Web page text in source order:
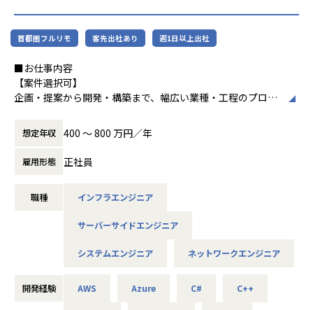
担当工程：基本設計・詳細設計・製造・テスト・リリース
担当者：30代前半・女性・入社2年目
-- 大手コンサル会社 社内システム運用 --
使用スキル：VBA・Windows
-- 大手メーカーの国内拠点をつなぐ社内ネットワークの運
主な業務：拠点増設に伴う設定変更、障害一次切り分け
担当工程：運用・保守（希望により構築へステップアップ）
-- 官公庁システムを支えるネットワークの設計・構築支援 --
使用機器：Cisco、Palo Alto、A10 等
中長期的には「中小企業のAI開発で第一に想
起される共創カンパニー」を目指し、技術力
です。
＜各種認定・認証＞
2026年1月1日）
5290）
門）認定
2025/10/01～2027/09/30）
首都圏フルリモ 客先出社あり 週1日以上出社
■お仕事内容
【案件選択可】
企画・提案から開発・構築まで、幅広い業種・工程のプロジ
■会社説明／募集背景
株式会社アルテニアは、ITの力を通じて関わる人々の未来を
より豊かにすることを 目標に2018年に誕生しました。
それは技術力だけではなく、人を大切にすること、より豊か
社会やお客様だけでなくパートナーや社員も幸せでいるこ
これがアルテニアの企業理念の根幹となります。
この度、事業の拡大に伴って新たなメンバーを募集しており
想定年収 400 〜 800 万円／年
雇用形態 正社員
職種 インフラエンジニア
サーバーサイドエンジニア
システムエンジニア ネットワークエンジニア
開発経験 AWS Azure C# C++